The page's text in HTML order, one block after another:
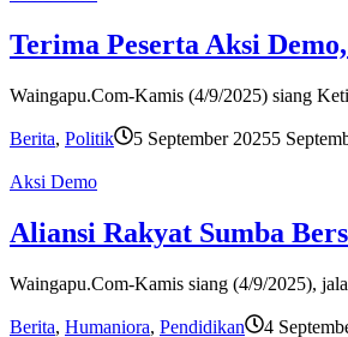
Terima Peserta Aksi
Waingapu.Com-Kamis (4/9/2025) siang
Berita, Politik 5 September 20255
Aksi Demo
Aliansi Rakyat Sumba
Waingapu.Com-Kamis siang (4/9/2025),
Berita, Humaniora, Pendidikan 4